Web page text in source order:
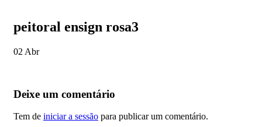
peitoral ensign rosa3
02 Abr
Deixe um comentário
Tem de iniciar a sessão para publicar um comentário.